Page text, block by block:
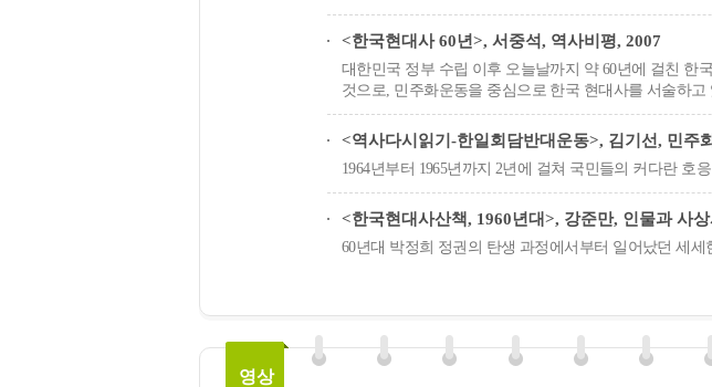
<한국현대사 60년>, 서중석, 역사비평, 2007
대한민국 정부 수립 이후 오늘날까지 약 60년에 걸친 한
것으로, 민주화운동을 중심으로 한국 현대사를 서술하고
<역사다시읽기-한일회담반대운동>, 김기선, 민주
1964년부터 1965년까지 2년에 걸쳐 국민들의 커다란
<한국현대사산책, 1960년대>, 강준만, 인물과 사
60년대 박정희 정권의 탄생 과정에서부터 일어났던 세
영상